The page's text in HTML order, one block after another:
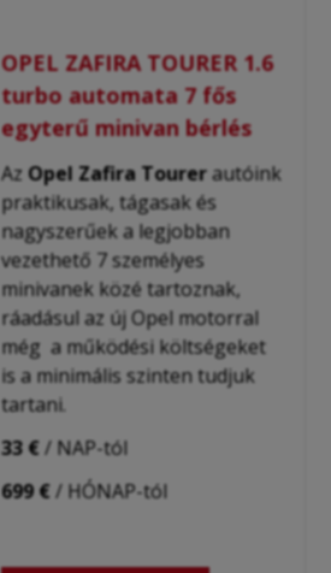
OPEL ZAFIRA TOURER 1.6
turbo automata 7 fős
egyterű minivan bérlés
AzOpel Zafira Tourerautóink
praktikusak, tágasak és
nagyszerűek a legjobban
vezethető 7 személyes
minivanek közé tartoznak,
ráadásul az új Opel motorral
még a működési költségeket
is a minimális szinten tudjuk
tartani.
33 €/ NAP-tól
699 €/ HÓNAP-tól